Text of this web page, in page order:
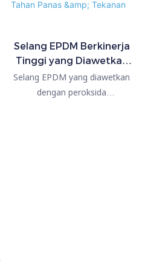
Selang EPDM Berkinerja
Tinggi yang Diawetkan
dengan Peroksida,
Konektor Karet Tahan
Selang EPDM yang diawetkan
dengan peroksida